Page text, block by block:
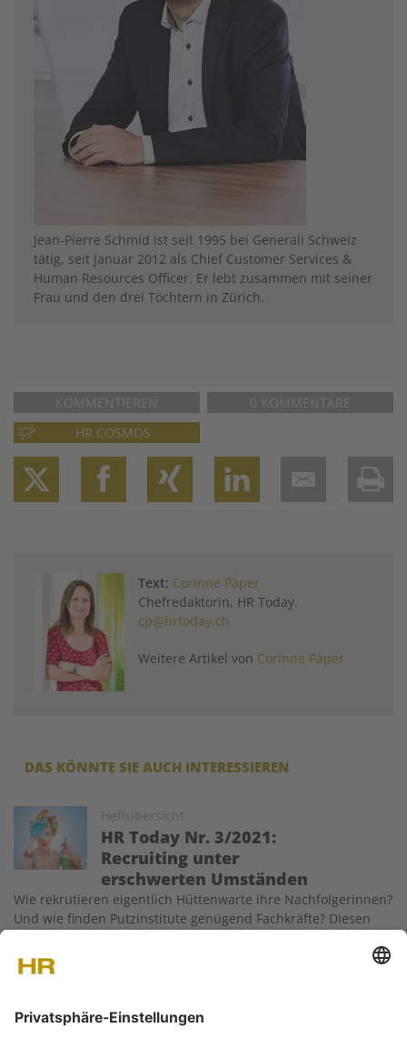
Jean-Pierre Schmid ist seit 1995 bei Generali Schweiz
tätig, seit Januar 2012 als Chief Customer Services &
Human Resources Officer. Er lebt zusammen mit seiner
Frau und den drei Töchtern in Zürich.
KOMMENTIEREN
0 KOMMENTARE
HR COSMOS
Text: Corinne Päper
Chefredaktorin, HR Today.
cp@hrtoday.ch
Weitere Artikel von Corinne Päper
DAS KÖNNTE SIE AUCH INTERESSIEREN
Heftübersicht
HR Today Nr. 3/2021:
Recruiting unter
erschwerten Umständen
Image
Wie rekrutieren eigentlich Hüttenwarte ihre Nachfolgerinnen?
Und wie finden Putzinstitute genügend Fachkräfte? Diesen
Today-Ausgabe nach. Ausserdem beleuchten wir das Thema
Mitarbeitertausch etwas genauer und im Praxis-Teil geht es